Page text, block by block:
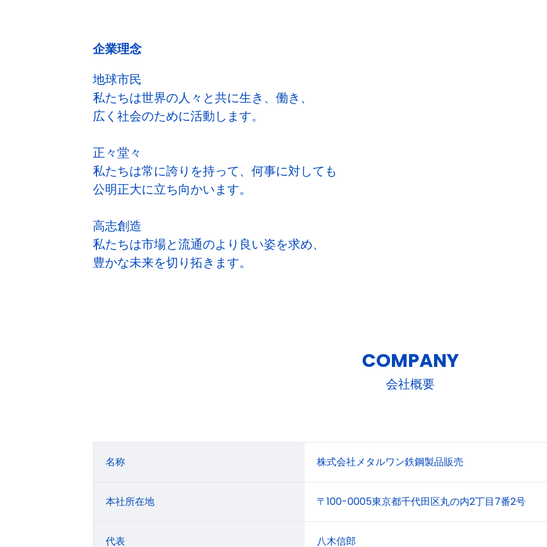
企業理念
地球市民
私たちは世界の人々と共に生き、働き、
広く社会のために活動します。
正々堂々
私たちは常に誇りを持って、何事に対しても
公明正大に立ち向かいます。
高志創造
私たちは市場と流通のより良い姿を求め、
豊かな未来を切り拓きます。
COMPANY
会社概要
名称 株式会社メタルワン鉄鋼製品販売
本社所在地 〒100-0005東京都千代田区丸の内2丁目7番2号
代表 八木信郎